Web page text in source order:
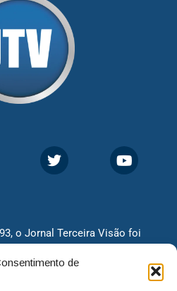
de
o Jornal Terceira Visão foi
naquela época só existiam
anos, o jornal continua